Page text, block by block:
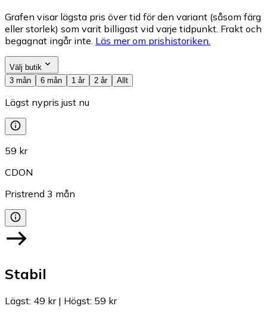
Grafen visar lägsta pris över tid för den variant (såsom färg
eller storlek) som varit billigast vid varje tidpunkt. Frakt och
begagnat ingår inte. Läs mer om prishistoriken.
Välj butik
3 mån
6 mån 1 år 2 år Allt
Lägst nypris just nu
59 kr
CDON
Pristrend 3 mån
Stabil
Lägst: 49 kr| Högst: 59 kr